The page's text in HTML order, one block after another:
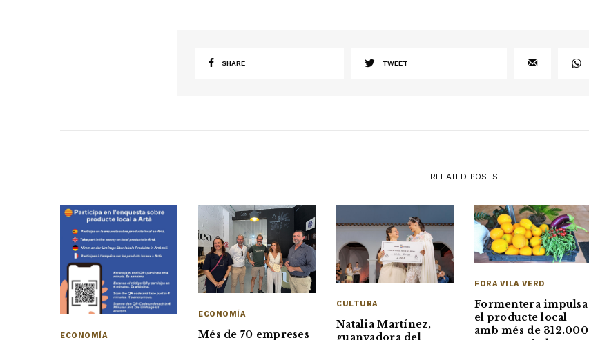
SHARE TWEET
RELATED POSTS
ECONOMÍA
ECONOMÍA
Més de 70 empreses
CULTURA
Natalia Martínez,
guanyadora del
FORA VILA VERD
Formentera impulsa
el producte local
amb més de 312.000